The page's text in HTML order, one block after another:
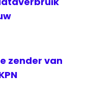
zender van